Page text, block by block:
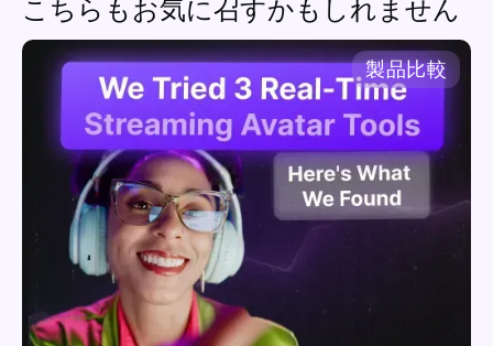
こちらもお気に召すかもしれません
製品比較